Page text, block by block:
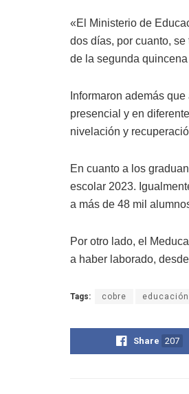
«El Ministerio de
dos días, por cuanto,
de la segunda
Informaron además
presencial y en
nivelación y
En cuanto a los
escolar 2023.
a más de 48 mil
Por otro lado, el
a haber laborado,
Tags: cobre educación
Share 207